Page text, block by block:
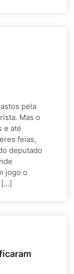
pela
Mas o
e até
feias,
deputado
jogo o
[…]